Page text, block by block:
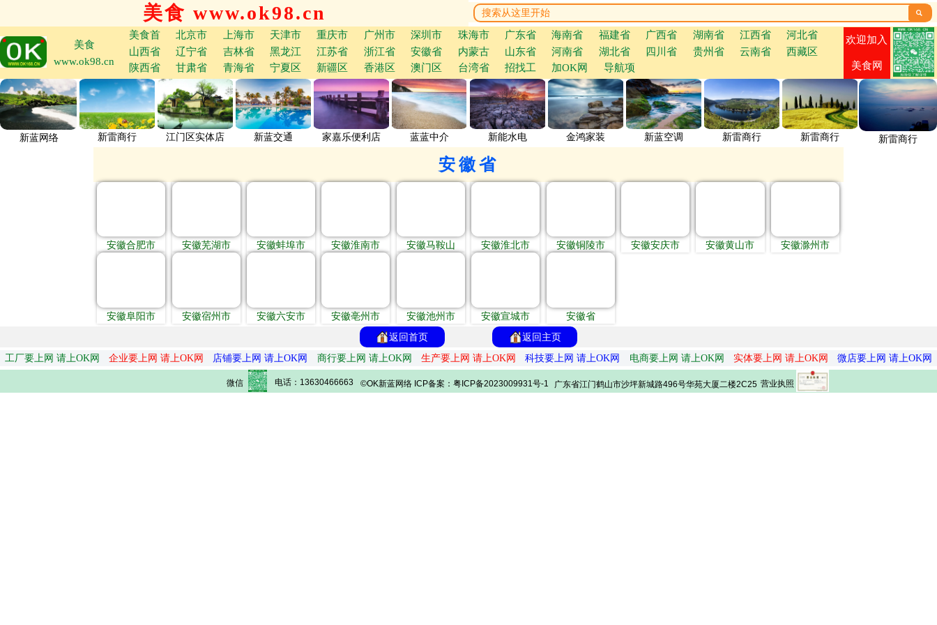
美食 www.ok98.cn 
美食
www.ok98.cn
美食首 北京市 上海市 天津市 重庆市 广州市 深圳市 珠海市 广东省 海南省 福建省 广西省 湖南省 江西省
河北省
山西省
辽宁省 吉林省 黑龙江 江苏省 浙江省 安徽省 内蒙古 山东省 河南省 湖北省 四川省 贵州省 云南省
西藏区
陕西省
甘肃省 青海省 宁夏区 新疆区 香港区 澳门区 台湾省 招找工 加OK网 导航项
欢迎加入
美食网
新蓝网络 新雷商行 江门区实体店 新蓝交通 家嘉乐便利店 蓝蓝中介 新能水电 金鸿家装 新蓝空调 新雷商行 新雷商行 新雷商行
安徽省
安徽合肥市 安徽芜湖市 安徽蚌埠市 安徽淮南市 安徽马鞍山 安徽淮北市 安徽铜陵市 安徽安庆市 安徽黄山市 安徽滁州市
安徽阜阳市 安徽宿州市 安徽六安市 安徽亳州市 安徽池州市 安徽宣城市
安徽省
返回首页
返回主页
工厂要上网 请上OK网
企业要上网 请上OK网 店铺要上网 请上OK网 商行要上网 请上OK网 生产要上网 请上OK网 科技要上网 请上OK网 电商要上网 请上OK网 实体要上网 请上OK网 微店要上网 请上OK网
微信 电话：13630466663 ©OK新蓝网络 ICP备案：粤ICP备2023009931号-1 广东省江门鹤山市沙坪新城路496号华苑大厦二楼2C25 营业执照